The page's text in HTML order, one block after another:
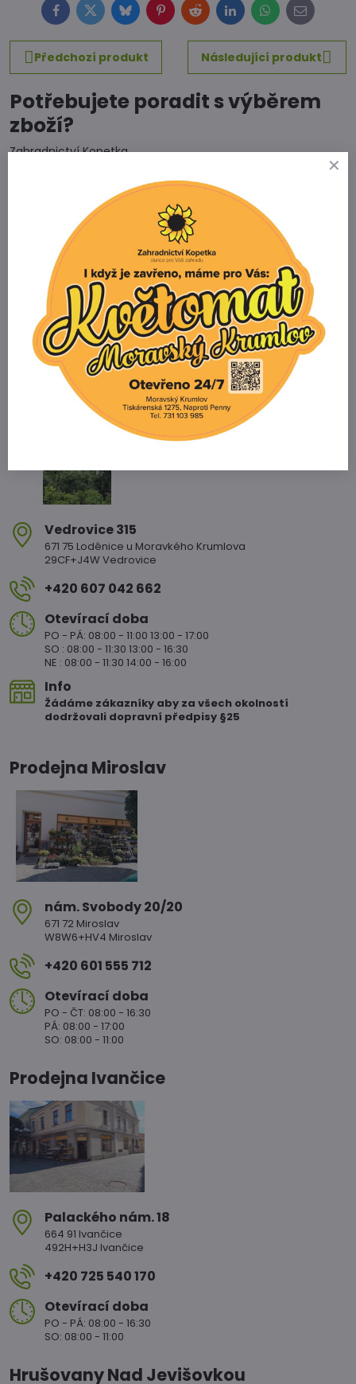
FacebookTwitterBlueskyPinterestRedditLinkedInWhatsApp
E-
mail
Předchozí produkt
Následující produkt
Potřebujete poradit s výběrem
zboží?
Zahradnictví Kopetka
671 75 Loděnice u Moravského Krumlova
Telefon
+420 731 103 985
Prodejna
+420 607 042 662
Email
info@zahradnictvikopetka.cz
Zahradnictví Vedrovice
Vedrovice 315
671 75 Loděnice u Moravkého Krumlova
29CF+J4W Vedrovice
+420 607 042 662
Otevírací doba
PO - PÁ: 08:00 - 11:00 13:00 - 17:00
SO : 08:00 - 11:30 13:00 - 16:30
NE : 08:00 - 11:30 14:00 - 16:00
Info
Žádáme zákazníky aby za všech okolností
dodržovali dopravní předpisy §25
Prodejna Miroslav
nám​. Svobody 20/20
671 72 Miroslav
W8W6+HV4 Miroslav
+420 601 555 712
Otevírací doba
PO - ČT: 08:00 - 16:30
PÁ: 08:00 - 17:00
SO: 08:00 - 11:00
Prodejna Ivančice
Palackého nám​. 18
664 91 Ivančice
492H+H3J Ivančice
+420 725 540 170
Otevírací doba
PO - PÁ: 08:00 - 16:30
SO: 08:00 - 11:00
Hrušovany Nad Jevišovkou